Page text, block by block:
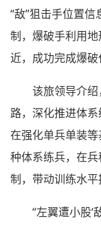
“敌”狙击手位置
制，爆破手利用
近，成功完成爆破
该旅领导介
路，深化推进体
在强化单兵单装
种体系练兵，在
制，带动训练水平
“左翼遭小股‘